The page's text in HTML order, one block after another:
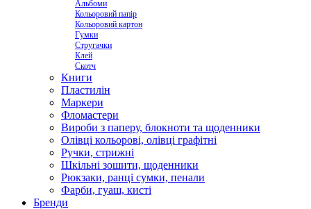
Альбоми
Кольоровий папір
Кольоровий картон
Гумки
Стругачки
Клей
Скотч
Книги
Пластилін
Маркери
Фломастери
Вироби з паперу, блокноти та щоденники
Олівці кольорові, олівці графітні
Ручки, стрижні
Шкільні зошити, щоденники
Рюкзаки, ранці сумки, пенали
Фарби, гуаш, кисті
Бренди